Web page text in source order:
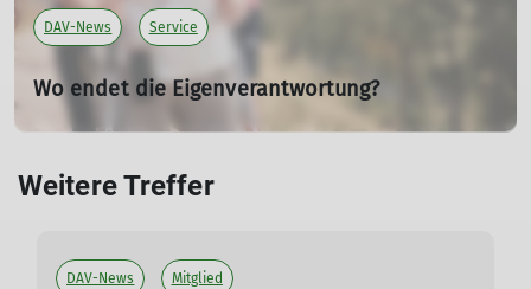
DAV-News Service
Wo endet die Eigenverantwortung?
Rechtliche Folgen eines Bergunfalls
Kurz gesagt: Sie endet nie. Wer auf Bergtour wofür
Weitere Treffer
DAV-News Mitglied